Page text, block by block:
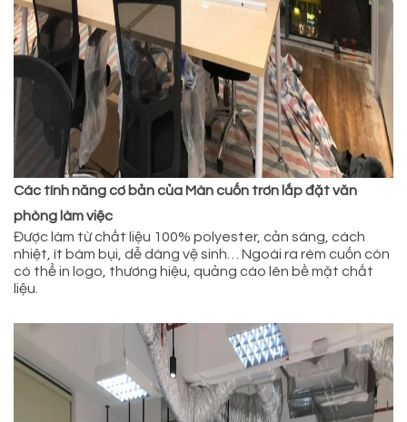
Các tính năng cơ bản của Màn cuốn trơn lắp đặt văn
phòng làm việc
Được làm từ chất liệu 100% polyester, cản sáng, cách
nhiệt, ít bám bụi, dễ dàng vệ sinh… Ngoài ra rèm cuốn còn
có thể in logo, thương hiệu, quảng cáo lên bề mặt chất
liệu.